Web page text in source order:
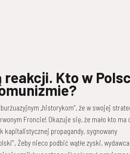
Kto w
„historykom”, że w swojej
Froncie! Okazuje się, że mało kto ma
kapitalistycznej propagandy, sygnowany
Żeby nieco podbić wątłe zyski, wydawca